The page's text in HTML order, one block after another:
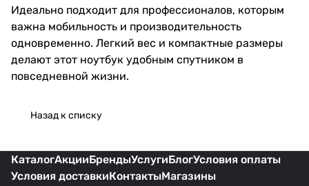
Идеально подходит для профессионалов, которым
важна мобильность и производительность
одновременно. Легкий вес и компактные размеры
делают этот ноутбук удобным спутником в
повседневной жизни.
Назад к списку
КаталогАкцииБрендыУслугиБлогУсловия оплаты
Условия доставкиКонтактыМагазины